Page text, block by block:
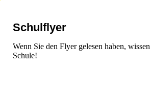
Schulflyer
Wenn Sie den Flyer gelesen haben,
Schule!